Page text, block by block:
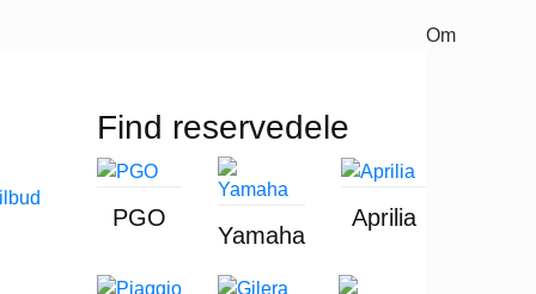
Find reservedele
PGO
Yamaha
Aprilia
Om